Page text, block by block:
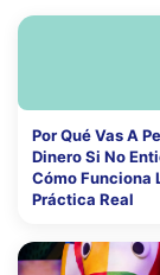
Por Qué Vas A
Dinero Si No
Cómo Funciona
Práctica Real